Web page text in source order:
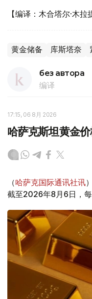
【编译：木合塔尔·木拉
黄金储备 库斯塔奈
без автора
编译
17:15, 06 8月 2026
哈萨克斯坦黄金
（哈萨克国际通讯社讯
截至2026年8月6日，每